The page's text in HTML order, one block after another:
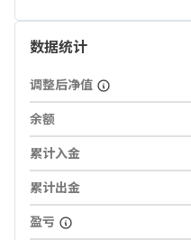
数据统计
调整后净值
余额
累计入金
累计出金
盈亏